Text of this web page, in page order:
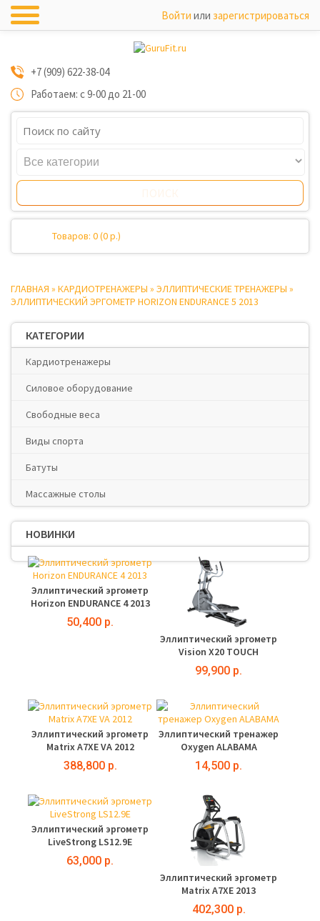
Войти или зарегистрироваться
+7 (909) 622-38-04
Работаем: с 9-00 до 21-00
Товаров: 0 (0 р.)
ГЛАВНАЯ » КАРДИОТРЕНАЖЕРЫ » ЭЛЛИПТИЧЕСКИЕ ТРЕНАЖЕРЫ »
ЭЛЛИПТИЧЕСКИЙ ЭРГОМЕТР HORIZON ENDURANCE 5 2013
КАТЕГОРИИ
Кардиотренажеры
Силовое оборудование
Свободные веса
Виды спорта
Батуты
Массажные столы
НОВИНКИ
Эллиптический эргометр
Horizon ENDURANCE 4 2013
50,400 р.
Эллиптический эргометр
Vision X20 TOUCH
99,900 р.
Эллиптический эргометр
Matrix A7XE VA 2012
388,800 р.
Эллиптический тренажер
Oxygen ALABAMA
14,500 р.
Эллиптический эргометр
LiveStrong LS12.9E
63,000 р.
Эллиптический эргометр
Matrix A7XE 2013
402,300 р.